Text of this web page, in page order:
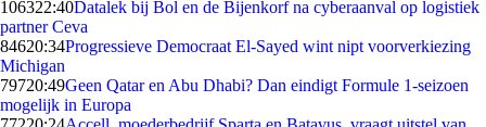
106322:40Datalek bij Bol en de Bijenkorf na cyberaanval op logistiek
partner Ceva
84620:34Progressieve Democraat El-Sayed wint nipt voorverkiezing
Michigan
79720:49Geen Qatar en Abu Dhabi? Dan eindigt Formule 1-seizoen
mogelijk in Europa